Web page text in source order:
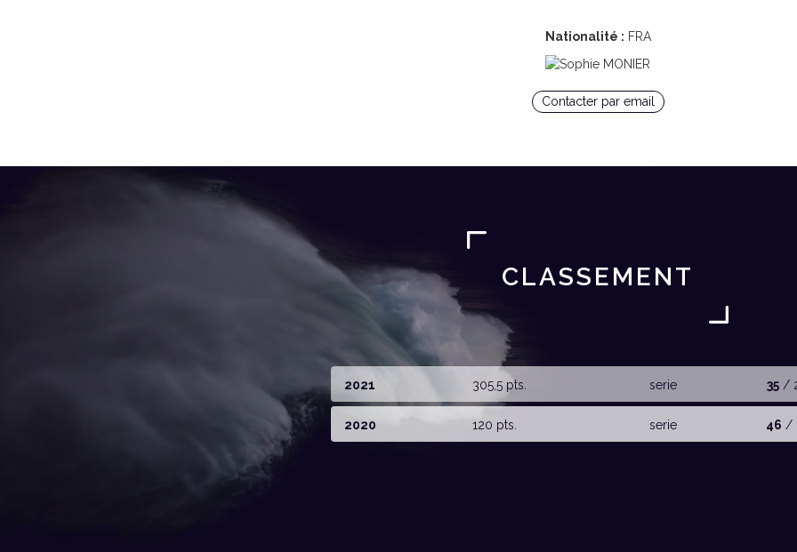
Nationalité : FRA
Contacter par email
CLASSEMENT
2021 305,5 pts. serie 35 /
2020 120 pts. serie 46 /